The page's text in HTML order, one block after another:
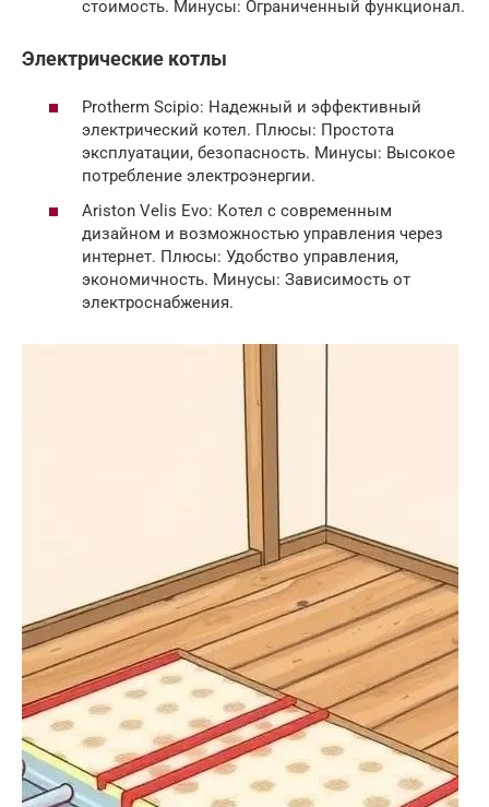
стоимость. Минусы: Ограниченный функционал.
Электрические котлы
Protherm Scipio: Надежный и эффективный
электрический котел. Плюсы: Простота
эксплуатации, безопасность. Минусы: Высокое
потребление электроэнергии.
Ariston Velis Evo: Котел с современным
дизайном и возможностью управления через
интернет. Плюсы: Удобство управления,
экономичность. Минусы: Зависимость от
электроснабжения.